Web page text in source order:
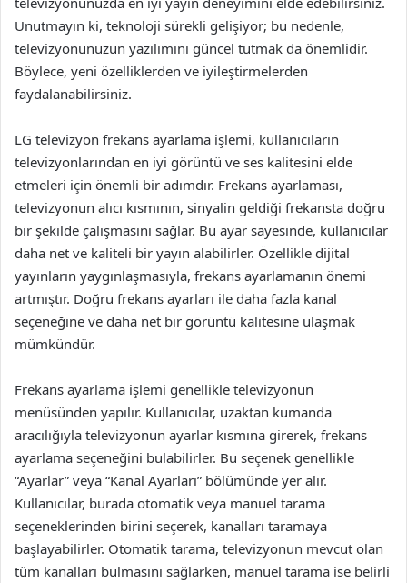
Unutmayın ki, teknoloji sürekli gelişiyor; bu nedenle,
televizyonunuzun yazılımını güncel tutmak da önemlidir.
Böylece, yeni özelliklerden ve iyileştirmelerden
faydalanabilirsiniz.
LG televizyon frekans ayarlama işlemi, kullanıcıların
televizyonlarından en iyi görüntü ve ses kalitesini elde
etmeleri için önemli bir adımdır. Frekans ayarlaması,
televizyonun alıcı kısmının, sinyalin geldiği frekansta doğru
bir şekilde çalışmasını sağlar. Bu ayar sayesinde, kullanıcılar
daha net ve kaliteli bir yayın alabilirler. Özellikle dijital
yayınların yaygınlaşmasıyla, frekans ayarlamanın önemi
artmıştır. Doğru frekans ayarları ile daha fazla kanal
seçeneğine ve daha net bir görüntü kalitesine ulaşmak
mümkündür.
Frekans ayarlama işlemi genellikle televizyonun
menüsünden yapılır. Kullanıcılar, uzaktan kumanda
aracılığıyla televizyonun ayarlar kısmına girerek, frekans
ayarlama seçeneğini bulabilirler. Bu seçenek genellikle
“Ayarlar” veya “Kanal Ayarları” bölümünde yer alır.
Kullanıcılar, burada otomatik veya manuel tarama
seçeneklerinden birini seçerek, kanalları taramaya
başlayabilirler. Otomatik tarama, televizyonun mevcut olan
tüm kanalları bulmasını sağlarken, manuel tarama ise belirli